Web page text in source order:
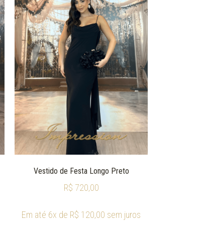
Vestido de Festa Longo Preto
R$ 720,00
Em até 6x de R$ 120,00 sem juros